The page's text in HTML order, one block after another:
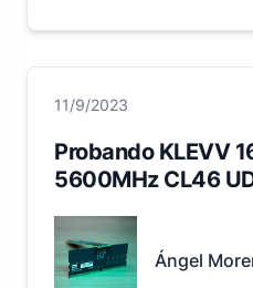
11/9/2023
Probando KLEVV
5600MHz CL46
Ángel